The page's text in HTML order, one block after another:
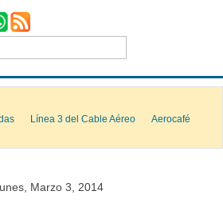
Línea 3 del Cable Aéreo
Aerocafé
Marzo 3, 2014